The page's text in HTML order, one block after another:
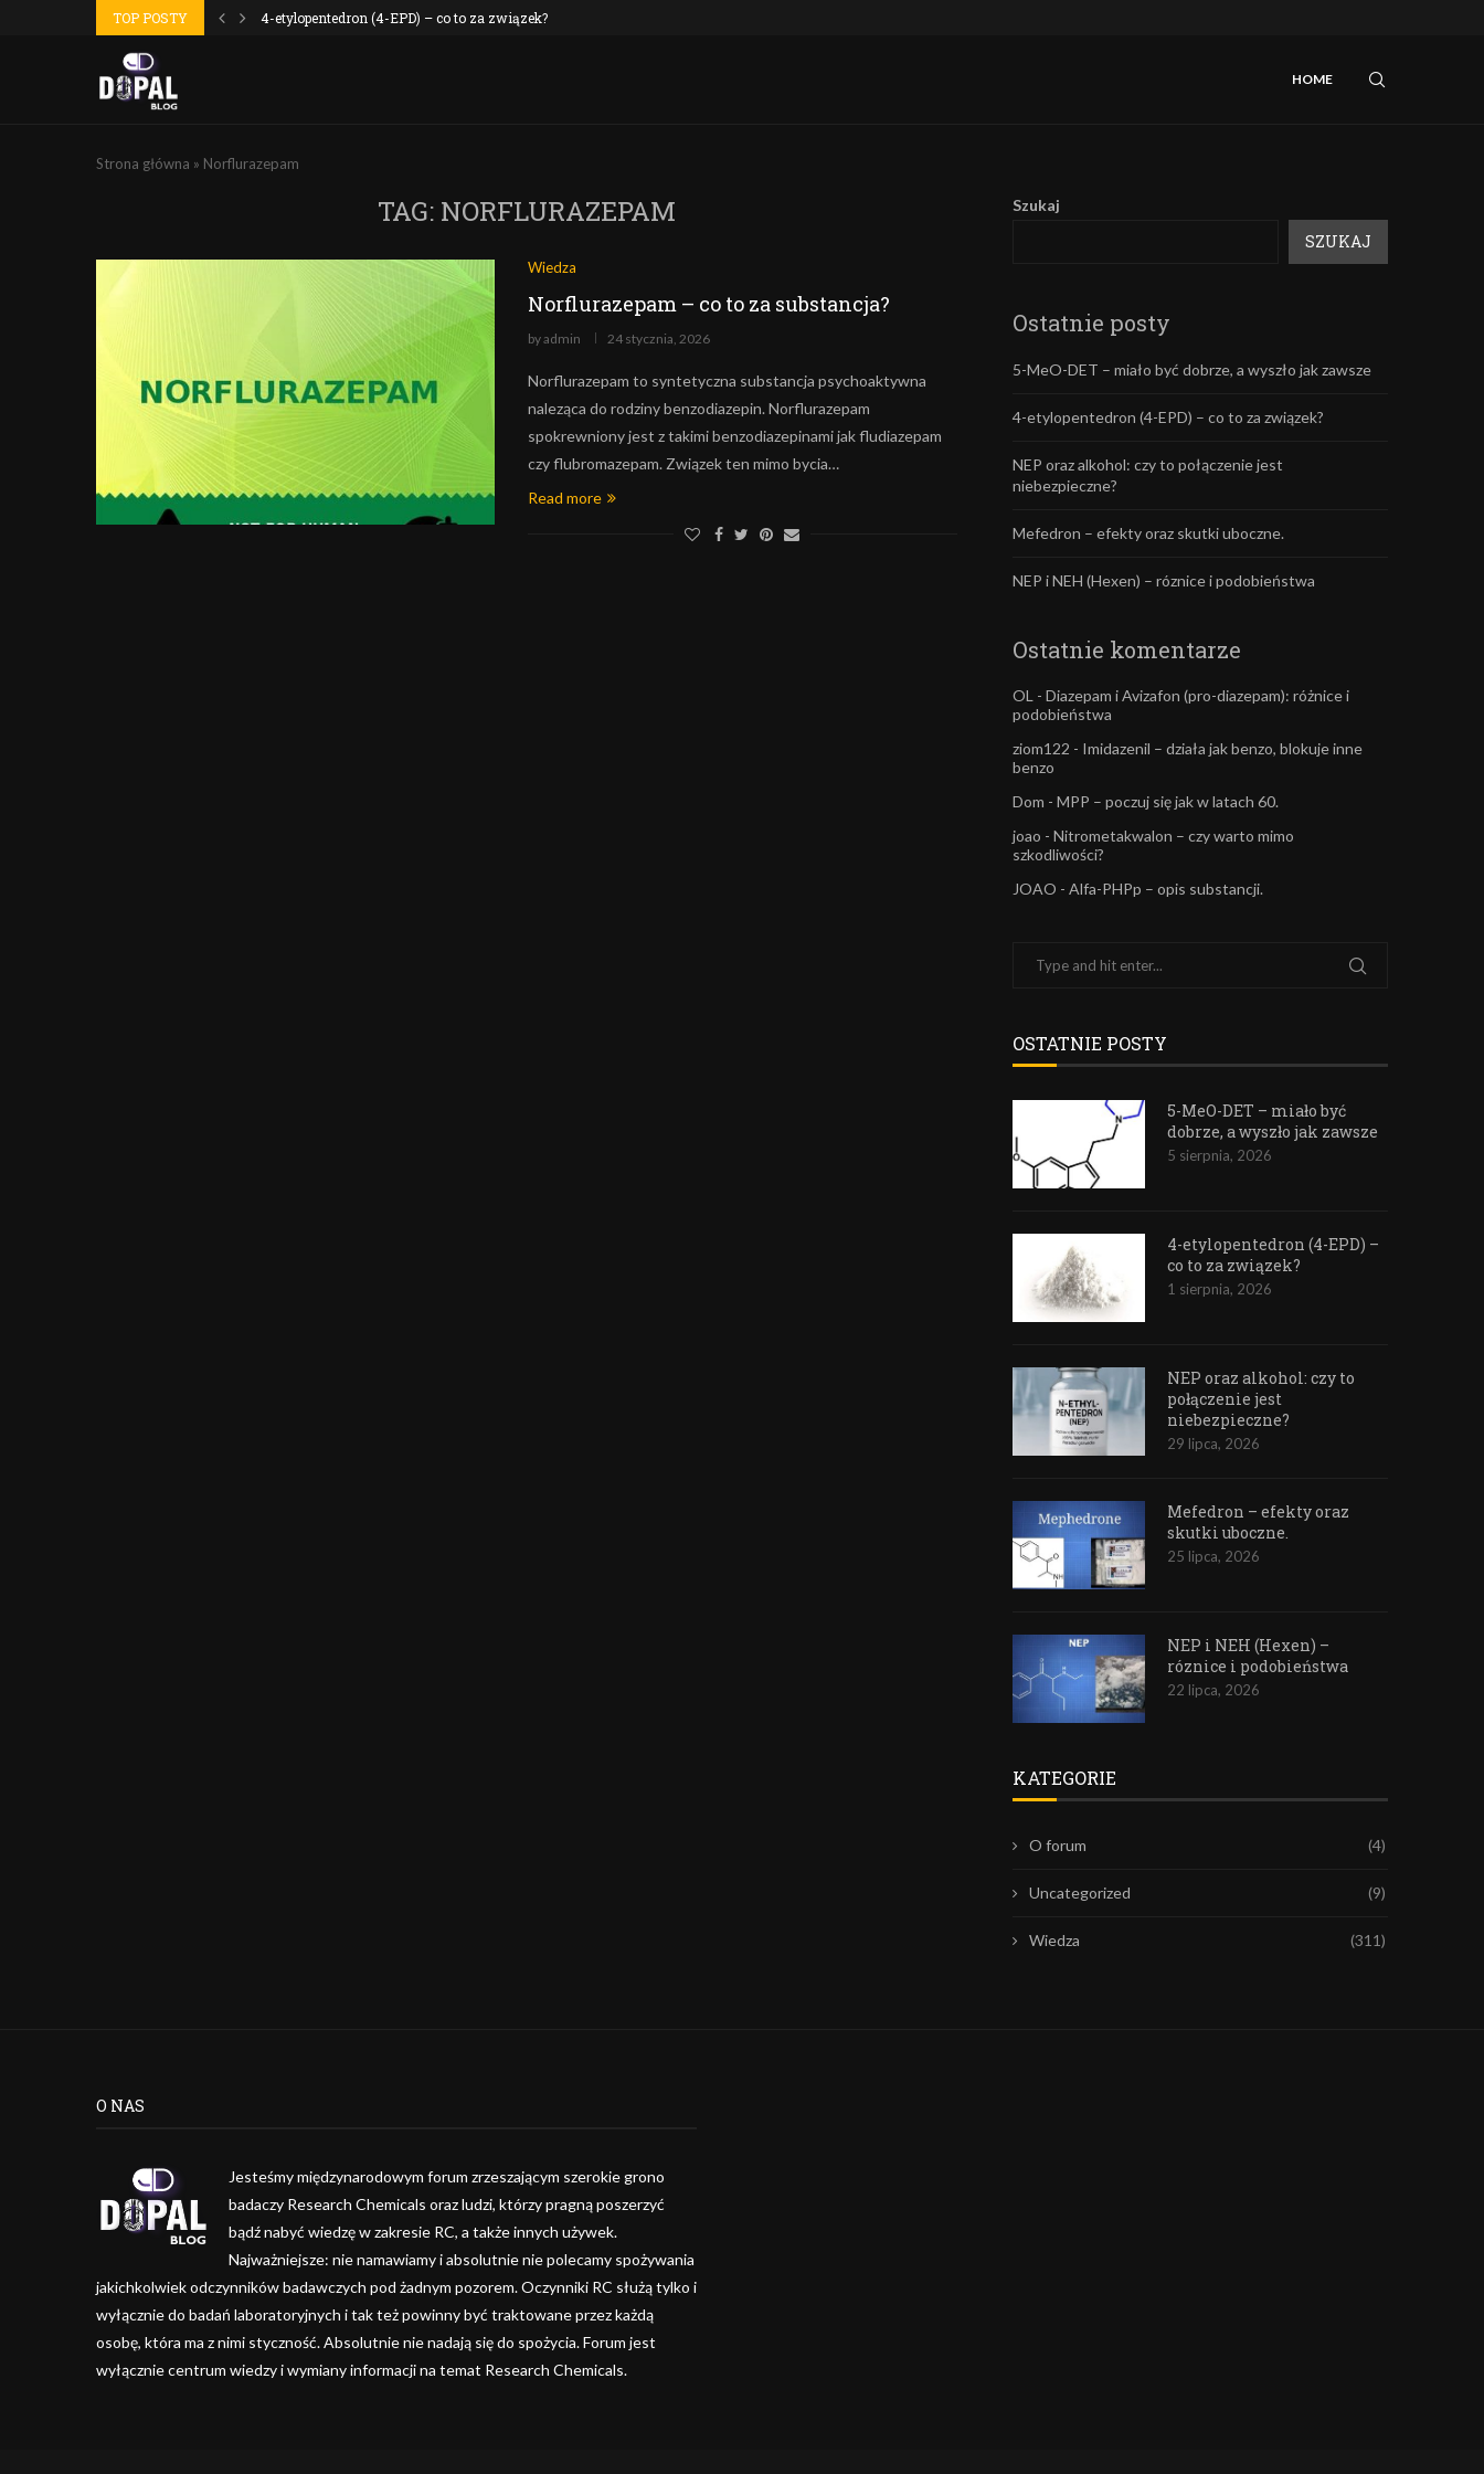
TOP POSTY 4-etylopentedron (4-EPD) – co to za związek?
HOME
Strona główna » Norflurazepam
TAG: NORFLURAZEPAM
Wiedza
Norflurazepam – co to za substancja?
byadmin 24 stycznia, 2026
Norflurazepam to syntetyczna substancja psychoaktywna
naleząca do rodziny benzodiazepin. Norflurazepam
spokrewniony jest z takimi benzodiazepinami jak fludiazepam
czy flubromazepam. Związek ten mimo bycia…
Read more
Szukaj
SZUKAJ
Ostatnie posty
5-MeO-DET – miało być dobrze, a wyszło jak zawsze
4-etylopentedron (4-EPD) – co to za związek?
NEP oraz alkohol: czy to połączenie jest
niebezpieczne?
Mefedron – efekty oraz skutki uboczne.
NEP i NEH (Hexen) – róznice i podobieństwa
Ostatnie komentarze
OL - Diazepam i Avizafon (pro-diazepam): różnice i
podobieństwa
ziom122 - Imidazenil – działa jak benzo, blokuje inne
benzo
Dom - MPP – poczuj się jak w latach 60.
joao - Nitrometakwalon – czy warto mimo
szkodliwości?
JOAO - Alfa-PHPp – opis substancji.
OSTATNIE POSTY
5-MeO-DET – miało być
dobrze, a wyszło jak zawsze
5 sierpnia, 2026
4-etylopentedron (4-EPD) –
co to za związek?
1 sierpnia, 2026
NEP oraz alkohol: czy to
połączenie jest
niebezpieczne?
29 lipca, 2026
Mefedron – efekty oraz
skutki uboczne.
25 lipca, 2026
NEP i NEH (Hexen) –
róznice i podobieństwa
22 lipca, 2026
KATEGORIE
O forum (4)
Uncategorized (9)
Wiedza (311)
O NAS
Jesteśmy międzynarodowym forum zrzeszającym szerokie grono
badaczy Research Chemicals oraz ludzi, którzy pragną poszerzyć
bądź nabyć wiedzę w zakresie RC, a także innych używek.
Najważniejsze: nie namawiamy i absolutnie nie polecamy spożywania
jakichkolwiek odczynników badawczych pod żadnym pozorem. Oczynniki RC służą tylko i
wyłącznie do badań laboratoryjnych i tak też powinny być traktowane przez każdą
osobę, która ma z nimi styczność. Absolutnie nie nadają się do spożycia. Forum jest
wyłącznie centrum wiedzy i wymiany informacji na temat Research Chemicals.